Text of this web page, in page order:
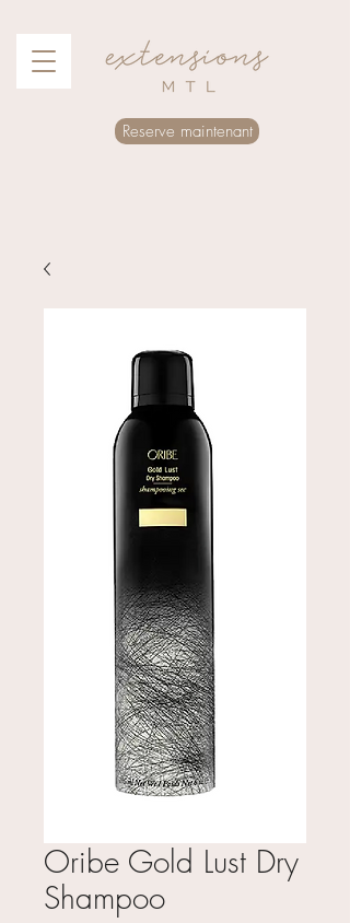
Reserve maintenant
Oribe Gold Lust Dry
Shampoo